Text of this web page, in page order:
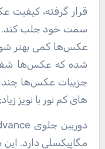
قرار گرفته، کیفیت
عکس‌ها کمی بهتر
شده که عکس‌ها
جزییات عکس‌ها
های کم نور با نویز